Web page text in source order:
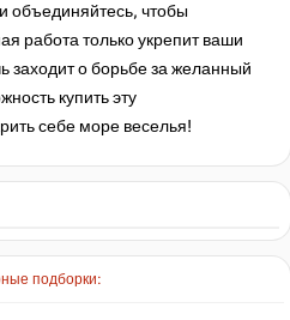
подборки:
объединяйтесь, чтобы
работа только укрепит ваши
заходит о борьбе за желанный
купить эту
себе море веселья!